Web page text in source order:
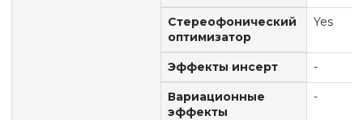
Стереофонический
оптимизатор
Yes
Эффекты инсерт -
Вариационные
эффекты
-